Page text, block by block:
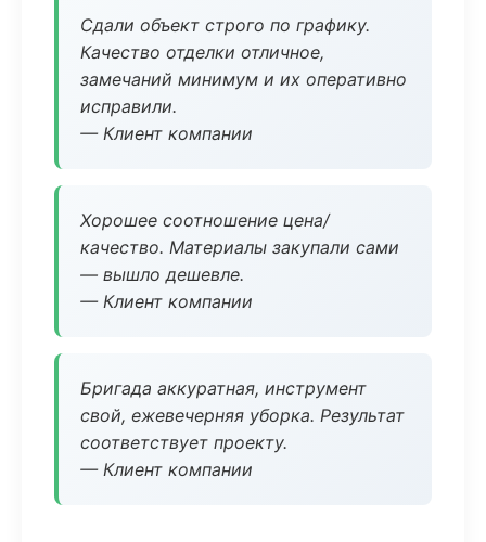
Сдали объект строго по графику.
Качество отделки отличное,
замечаний минимум и их оперативно
исправили.
— Клиент компании
Хорошее соотношение цена/
качество. Материалы закупали сами
— вышло дешевле.
— Клиент компании
Бригада аккуратная, инструмент
свой, ежевечерняя уборка. Результат
соответствует проекту.
— Клиент компании